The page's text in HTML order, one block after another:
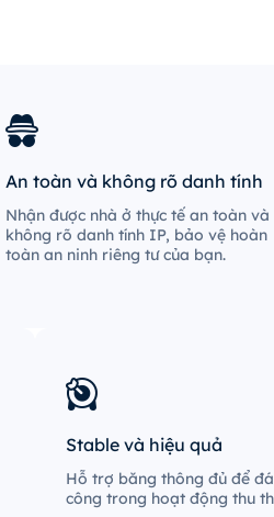
An toàn và không rõ danh tính
Nhận được nhà ở thực tế an toàn và
không rõ danh tính IP, bảo vệ hoàn
toàn an ninh riêng tư của bạn.
Stable và hiệu quả
Hỗ trợ băng thông đủ để
công trong hoạt động thu